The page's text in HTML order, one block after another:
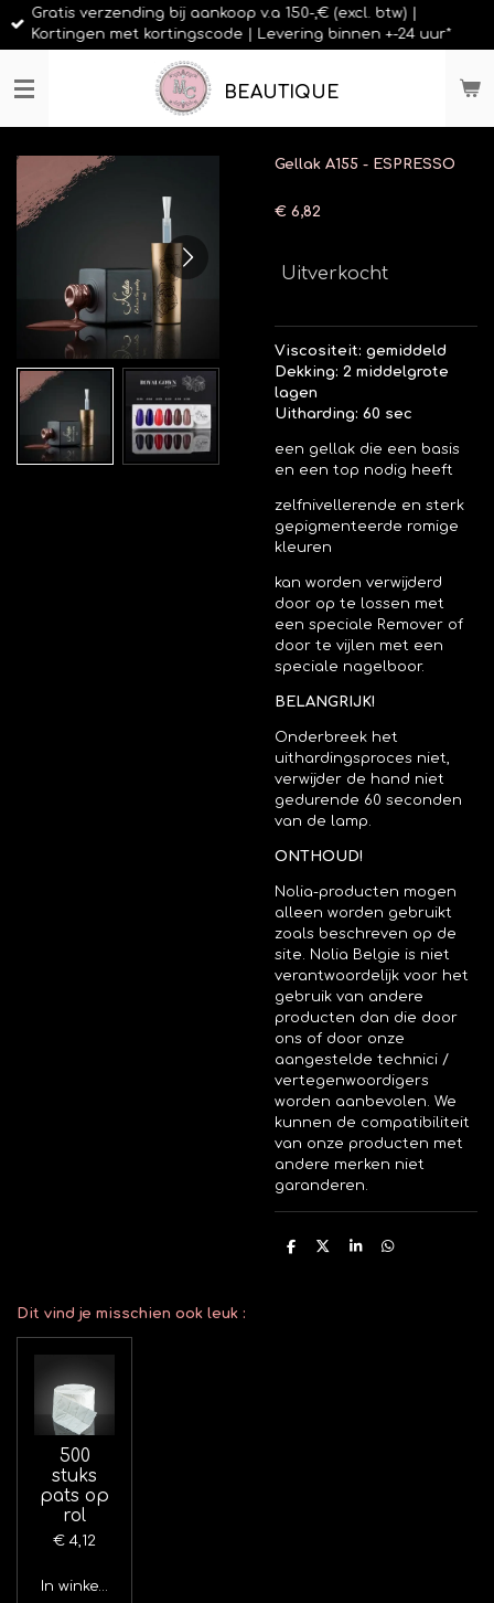
Ga
direct
de
BEAUTIQUE
Gratis verzending bij aankoop v.a 150-,€ (excl. btw) |
Kortingen met kortingscode | Levering binnen +-24 uur*
Gellak A155 - ESPRESSO
€ 6,82
Uitverkocht
Viscositeit: gemiddeld
Dekking: 2 middelgrote
lagen
Uitharding: 60 sec
een gellak die een basis
en een top nodig heeft
zelfnivellerende en sterk
gepigmenteerde romige
kleuren
kan worden verwijderd
door op te lossen met
een speciale Remover of
door te vijlen met een
speciale nagelboor.
BELANGRIJK!
Onderbreek het
uithardingsproces niet,
verwijder de hand niet
gedurende 60 seconden
van de lamp.
ONTHOUD!
Nolia-producten mogen
alleen worden gebruikt
zoals beschreven op de
site. Nolia Belgie is niet
verantwoordelijk voor het
gebruik van andere
producten dan die door
ons of door onze
aangestelde technici /
vertegenwoordigers
worden aanbevolen. We
kunnen de compatibiliteit
van onze producten met
andere merken niet
garanderen.
D
D
S
D
Dit vind je misschien ook leuk :
500
stuks
pats op
rol
€ 4,12
In winkelwagen